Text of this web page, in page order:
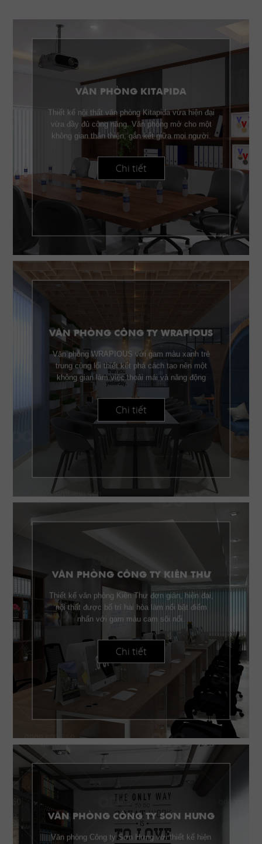
VĂN PHÒNG KITAPIDA
Thiết kế nội thất văn phòng Kitapida vừa hiện đại
vừa đầy đủ công năng. Văn phòng mở cho một
không gian thân thiện, gắn kết giữa mọi người.
Chi tiết
VĂN PHÒNG CÔNG TY WRAPIOUS
Văn phòng WRAPIOUS với gam màu xanh trẻ
trung cùng lối thiết kết phá cách tạo nên một
không gian làm việc thoải mái và năng động
Chi tiết
VĂN PHÒNG CÔNG TY KIÊN THƯ
Thiết kế văn phòng Kiên Thư đơn giản, hiện đại,
nội thất được bố trí hài hòa làm nổi bật điểm
nhấn với gam màu cam sôi nổi.
Chi tiết
VĂN PHÒNG CÔNG TY SƠN HƯNG
Văn phòng Công ty Sơn Hưng với thiết kế hiện